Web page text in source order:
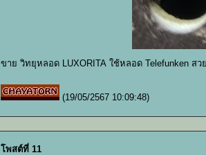
ขาย วิทยุหลอด LUXORITA ใช้หลอด Telefunken ส
(19/05/2567 10:09:48)
โพสต์ที่ 11